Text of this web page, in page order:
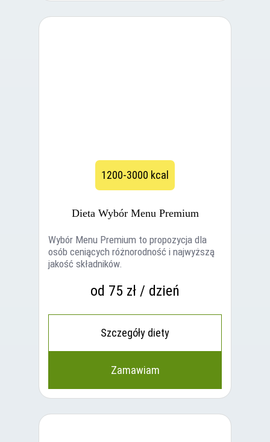
1200-3000 kcal
Dieta Wybór Menu Premium
Wybór Menu Premium to propozycja dla
osób ceniących różnorodność i najwyższą
jakość składników.
od 75 zł / dzień
Szczegóły diety
Zamawiam